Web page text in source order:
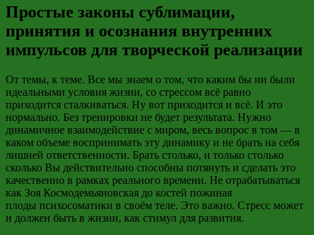
Простые законы сублимации,
принятия и осознания внутренних
импульсов для творческой реализации
От темы, к теме. Все мы знаем о том, что каким бы ни были
идеальными условия жизни, со стрессом всё равно
приходится сталкиваться. Ну вот приходится и всё. И это
нормально. Без тренировки не будет результата. Нужно
динамичное взаимодействие с миром, весь вопрос в том — в
каком объеме воспринимать эту динамику и не брать на себя
лишней ответственности. Брать столько, и только столько
сколько Вы действительно способны потянуть и сделать это
качественно в рамках реального времени. Не отрабатываться
как Зоя Космодемьяновская до костей пожиная
плоды психосоматики в своём теле. Это важно. Стресс может
и должен быть в жизни, как стимул для развития.